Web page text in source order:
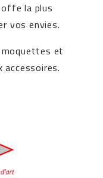
la plus
vos envies.
moquettes et
accessoires.